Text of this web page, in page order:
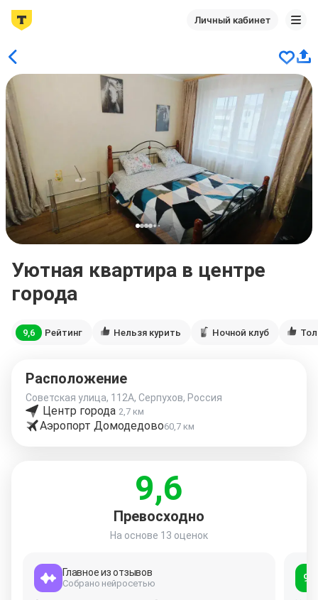
Личный кабинет
Уютная квартира в центре
города
9,6 Рейтинг Нельзя курить Ночной клуб
Расположение
Советская улица, 112А, Серпухов, Россия
Центр города 2,7 км
Аэропорт Домодедово60,7 км
9,6
Превосходно
На основе 13 оценок
Главное из отзывов
Собрано нейросетью
9,0